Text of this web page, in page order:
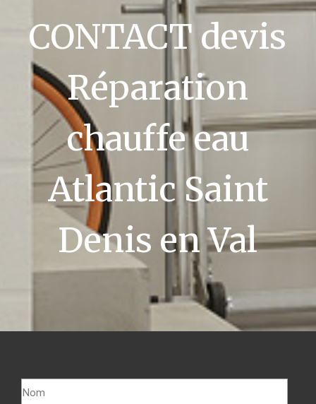
CONTACT devis
Réparation
chauffe eau
Atlantic Saint
Denis en Val